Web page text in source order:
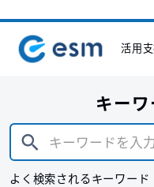
活用
キー
よく検索されるキーワード